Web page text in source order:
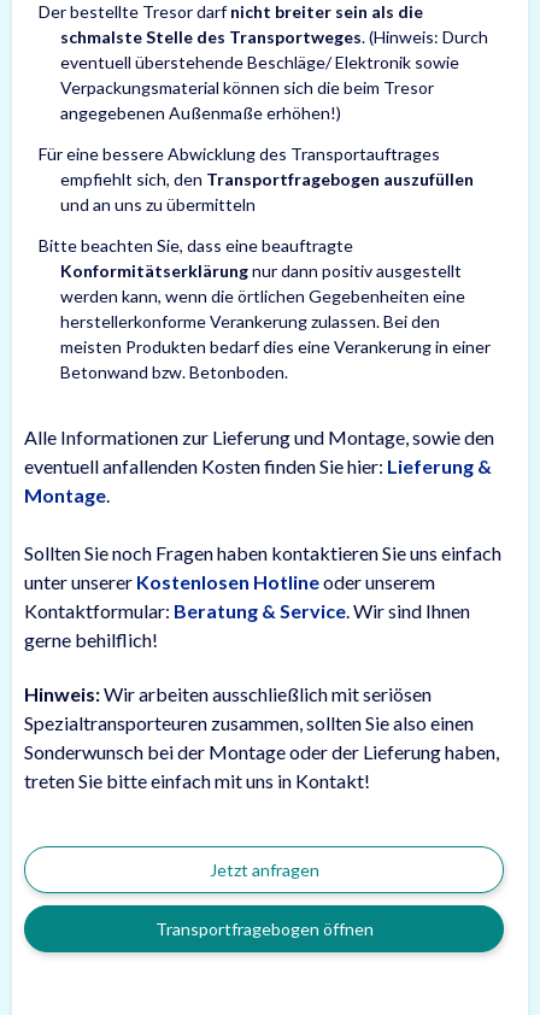
Der bestellte Tresor darfnicht breiter sein als die
schmalste Stelle des Transportweges. (Hinweis: Durch
eventuell überstehende Beschläge/ Elektronik sowie
Verpackungsmaterial können sich die beim Tresor
angegebenen Außenmaße erhöhen!)
Für eine bessere Abwicklung des Transportauftrages
empfiehlt sich, den Transportfragebogen auszufüllen
und an uns zu übermitteln
Bitte beachten Sie, dass eine beauftragte
Konformitätserklärungnur dann positiv ausgestellt
werden kann, wenn die örtlichen Gegebenheiten eine
herstellerkonforme Verankerung zulassen. Bei den
meisten Produkten bedarf dies eine Verankerung in einer
Betonwand bzw. Betonboden.
Alle Informationen zur Lieferung und Montage, sowie den
eventuell anfallenden Kosten finden Sie hier: Lieferung &
Montage.
Sollten Sie noch Fragen haben kontaktieren Sie uns einfach
unter unserer Kostenlosen Hotlineoder unserem
Kontaktformular: Beratung & Service. Wir sind Ihnen
gerne behilflich!
Hinweis:Wir arbeiten ausschließlich mit seriösen
Spezialtransporteuren zusammen, sollten Sie also einen
Sonderwunsch bei der Montage oder der Lieferung haben,
treten Sie bitte einfach mit uns in Kontakt!
Jetzt anfragen
Transportfragebogen öffnen